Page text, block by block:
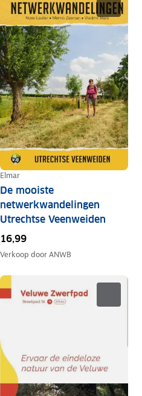
Elmar
De mooiste
netwerkwandelingen
Utrechtse Veenweiden
16,99
Verkoop doorANWB